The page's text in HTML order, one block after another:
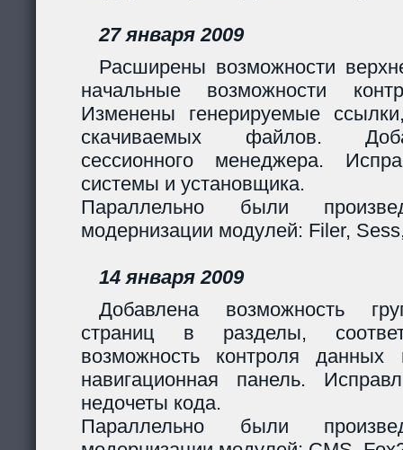
27 января 2009
Расширены возможности
начальные возможности
Изменены генерируемые
скачиваемых файлов.
сессионного менеджера.
системы и установщика.
Параллельно были
модернизации модулей: Filer,
14 января 2009
Добавлена возможность
страниц в разделы,
возможность контроля
навигационная панель.
недочеты кода.
Параллельно были